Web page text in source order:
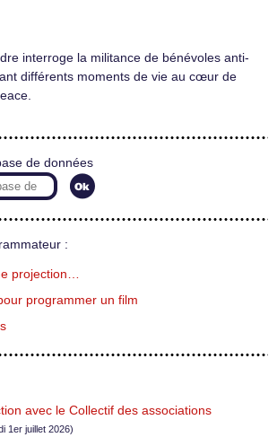
interroge la militance de bénévoles anti-
différents moments de vie au cœur de
de données
:
projection…
programmer un film
avec le Collectif des associations
1er juillet 2026)